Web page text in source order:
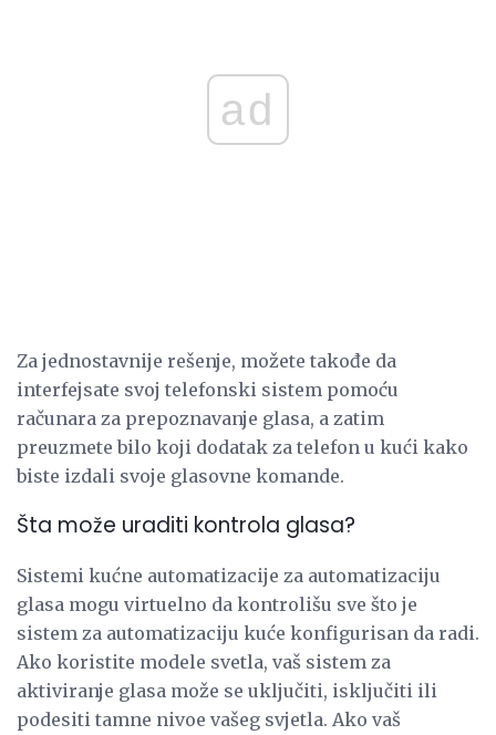
ad
Za jednostavnije rešenje, možete takođe da
interfejsate svoj telefonski sistem pomoću
računara za prepoznavanje glasa, a zatim
preuzmete bilo koji dodatak za telefon u kući kako
biste izdali svoje glasovne komande.
Šta može uraditi kontrola glasa?
Sistemi kućne automatizacije za automatizaciju
glasa mogu virtuelno da kontrolišu sve što je
sistem za automatizaciju kuće konfigurisan da radi.
Ako koristite modele svetla, vaš sistem za
aktiviranje glasa može se uključiti, isključiti ili
podesiti tamne nivoe vašeg svjetla. Ako vaš